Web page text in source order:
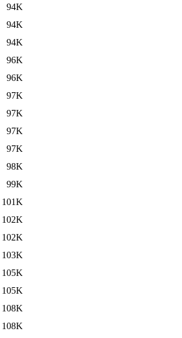
94K
94K
94K
96K
96K
97K
97K
97K
97K
98K
99K
101K
102K
102K
103K
105K
105K
108K
108K